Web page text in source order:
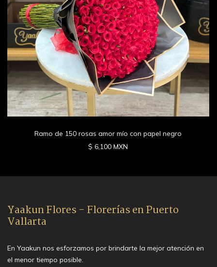
Ramo de 150 rosas amor mío con papel negro
$ 6,100 MXN
Yaakun Flores - Florerías en Puerto
Vallarta
En Yaakun nos esforzamos por brindarte la mejor atención en
el menor tiempo posible.